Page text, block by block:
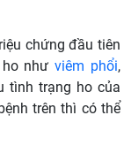
chứng đầu tiên
ho nhưviêm phổi,
tình trạng ho của
trên thì có thể